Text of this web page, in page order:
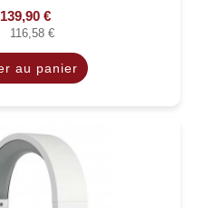
139,90 €
116,58 €